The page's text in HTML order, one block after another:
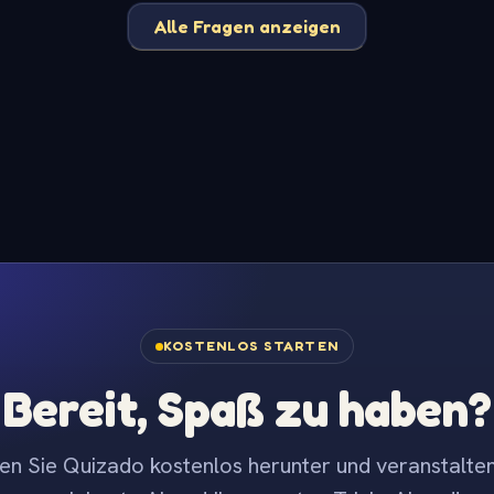
Alle Fragen anzeigen
KOSTENLOS STARTEN
Bereit, Spaß zu haben?
Sie Quizado kostenlos herunter und